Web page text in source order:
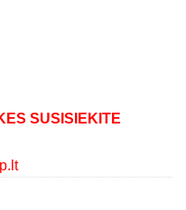
SUSISIEKITE